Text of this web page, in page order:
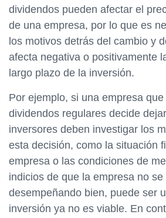
dividendos pueden afectar el
de una empresa, por lo que es
los motivos detrás del cambio y
afecta negativa o positivamente
largo plazo de la inversión.
Por ejemplo, si una empresa
dividendos regulares decide
inversores deben investigar los
esta decisión, como la situación
empresa o las condiciones de
indicios de que la empresa no se
desempeñando bien, puede ser
inversión ya no es viable. En